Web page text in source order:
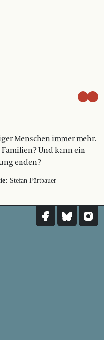
Menschen immer mehr.
Und kann ein
enden?
Stefan Fürtbauer